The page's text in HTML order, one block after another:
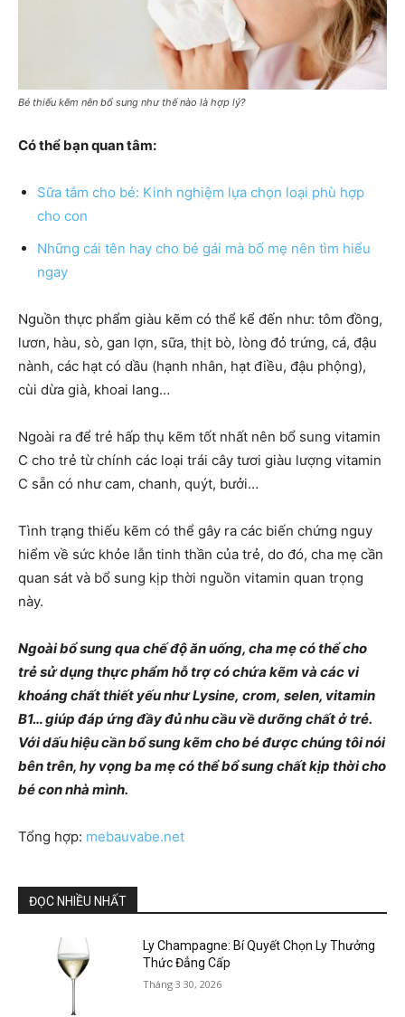
Bé thiếu kẽm nên bổ sung như thế nào là hợp lý?
Có thể bạn quan tâm:
Sữa tắm cho bé: Kinh nghiệm lựa chọn loại phù hợp
cho con
Những cái tên hay cho bé gái mà bố mẹ nên tìm hiểu
ngay
Nguồn thực phẩm giàu kẽm có thể kể đến như: tôm đồng,
lươn, hàu, sò, gan lợn, sữa, thịt bò, lòng đỏ trứng, cá, đậu
nành, các hạt có dầu (hạnh nhân, hạt điều, đậu phộng),
cùi dừa già, khoai lang…
Ngoài ra để trẻ hấp thụ kẽm tốt nhất nên bổ sung vitamin
C cho trẻ từ chính các loại trái cây tươi giàu lượng vitamin
C sẵn có như cam, chanh, quýt, bưởi…
Tình trạng thiếu kẽm có thể gây ra các biến chứng nguy
hiểm về sức khỏe lẫn tinh thần của trẻ, do đó, cha mẹ cần
quan sát và bổ sung kịp thời nguồn vitamin quan trọng
này.
Ngoài bổ sung qua chế độ ăn uống, cha mẹ có thể cho
trẻ sử dụng thực phẩm hỗ trợ có chứa kẽm và các vi
khoáng chất thiết yếu như Lysine, crom, selen, vitamin
B1… giúp đáp ứng đầy đủ nhu cầu về dưỡng chất ở trẻ.
Với dấu hiệu cần bổ sung kẽm cho bé được chúng tôi nói
bên trên, hy vọng ba mẹ có thể bổ sung chất kịp thời cho
bé con nhà mình.
Tổng hợp: mebauvabe.net
ĐỌC NHIỀU NHẤT
Ly Champagne: Bí Quyết Chọn Ly Thưởng
Thức Đẳng Cấp
Tháng 3 30, 2026